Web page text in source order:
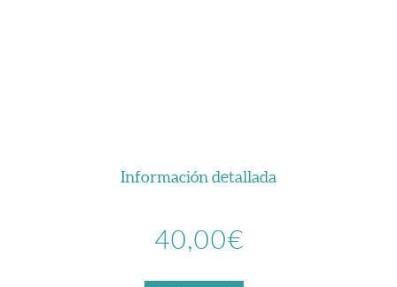
Información detallada
40,00€